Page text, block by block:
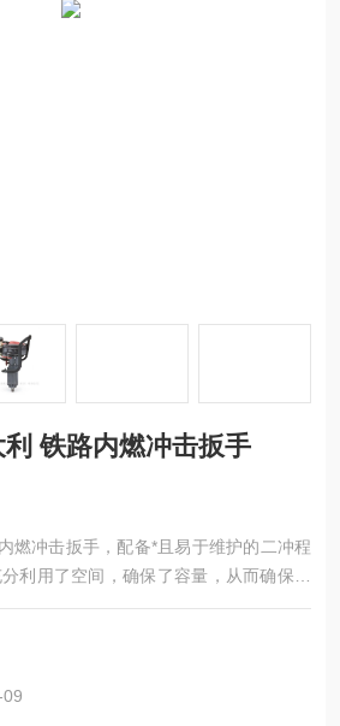
CEMBRE/意大利 铁路内燃冲击扳手
利用了空间，确保了容量，从而确保了
器配备安全系统，只有在手柄牢固的情
免受冲击磨损，而唇形密封件可将油容
速器。